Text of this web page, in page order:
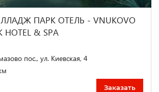
ПАРК ОТЕЛЬ - VNUKOVO
HOTEL & SPA
пос., ул. Киевская, 4
Заказать